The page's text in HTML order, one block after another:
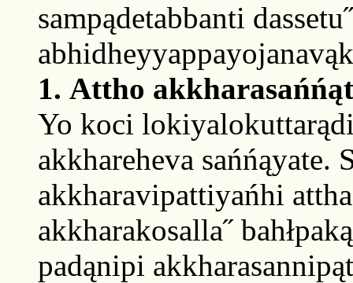
sampądetabbanti dassetu˝
1. Attho
Yo koci
akkhareheva sańńąyate.
akkharavipattiyańhi
akkharakosalla˝
padąnipi